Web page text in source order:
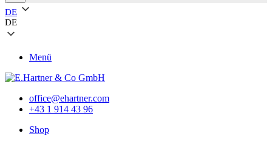
DE
DE
Menü
office@ehartner.com
+43 1 914 43 96
Shop